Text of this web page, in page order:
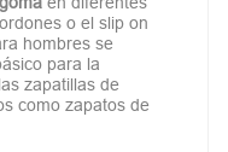
o el slip on
hombres se
para la
zapatillas de
como zapatos de